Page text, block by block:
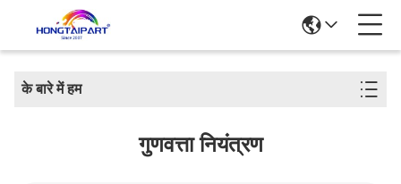
के बारे में हम
गुणवत्ता नियंत्रण